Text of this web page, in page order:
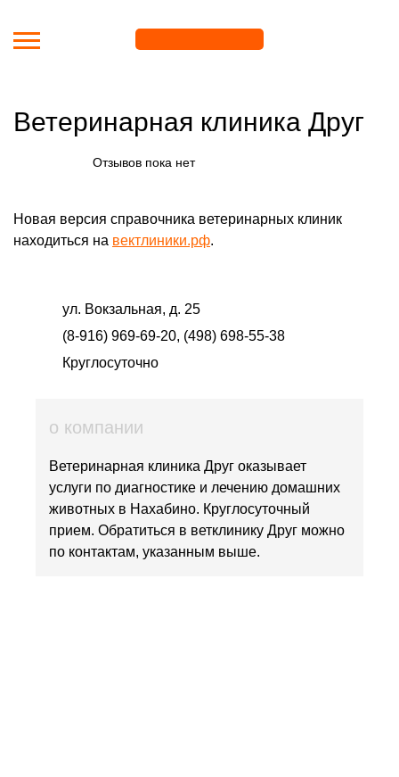
Ветеринарная клиника Друг
Отзывов пока нет
Новая версия справочника ветеринарных клиник
находиться на вектлиники.рф.
ул. Вокзальная, д. 25
(8-916) 969-69-20, (498) 698-55-38
Круглосуточно
о компании
Ветеринарная клиника Друг оказывает
услуги по диагностике и лечению домашних
животных в Нахабино. Круглосуточный
прием. Обратиться в ветклинику Друг можно
по контактам, указанным выше.